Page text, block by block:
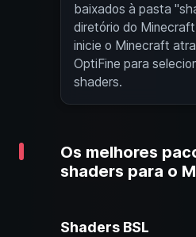
baixados à pasta
diretório do
inicie o Minecraft
OptiFine para
shaders.
Os melhores
shaders para o
Shaders BSL